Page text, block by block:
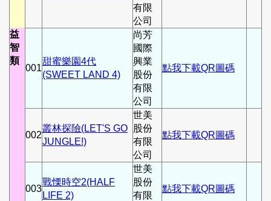
有限
公司
益
智
類
001
甜蜜樂園4代
(SWEET LAND 4)
尚芳
國際
興業
股份
有限
公司
點我下載QR圖碼
002
叢林探險(LET'S GO
JUNGLE!)
世美
股份
有限
公司
點我下載QR圖碼
003
戰慄時空2(HALF
LIFE 2)
世美
股份
有限
點我下載QR圖碼